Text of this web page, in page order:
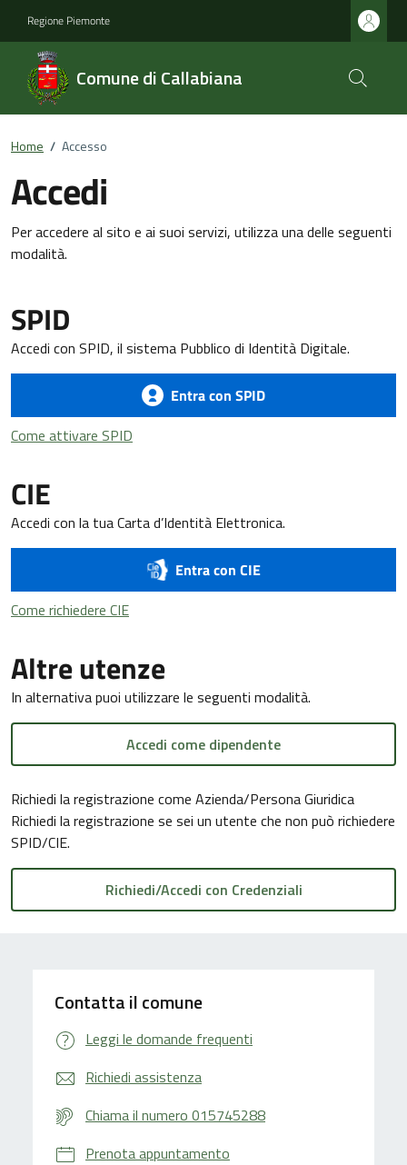
Regione Piemonte
Comune di Callabiana
Home / Accesso
Accedi
Per accedere al sito e ai suoi servizi, utilizza una delle seguenti
modalità.
SPID
Accedi con SPID, il sistema Pubblico di Identità Digitale.
Entra con SPID
Come attivare SPID
CIE
Accedi con la tua Carta d’Identità Elettronica.
Entra con CIE
Come richiedere CIECome richiedere CIE
Altre utenze
In alternativa puoi utilizzare le seguenti modalità.
Accedi come dipendente
Richiedi la registrazione come Azienda/Persona Giuridica
Richiedi la registrazione se sei un utente che non può richiedere
SPID/CIE.
Contatta il comune
Leggi le domande frequenti
Richiedi assistenza
Chiama il numero 015745288
Prenota appuntamento